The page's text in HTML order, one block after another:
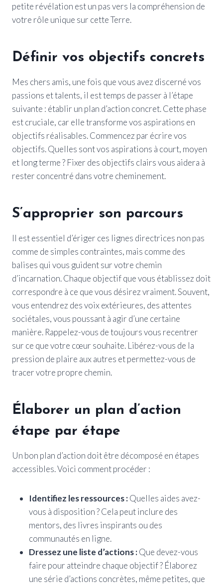
petite révélation est un pas vers la compréhension de
votre rôle unique sur cette Terre.
Définir vos objectifs concrets
Mes chers amis, une fois que vous avez discerné vos
passions et talents, il est temps de passer à l’étape
suivante : établir un plan d’action concret. Cette phase
est cruciale, car elle transforme vos aspirations en
objectifs réalisables. Commencez par écrire vos
objectifs. Quelles sont vos aspirations à court, moyen
et long terme ? Fixer des objectifs clairs vous aidera à
rester concentré dans votre cheminement.
S’approprier son parcours
Il est essentiel d’ériger ces lignes directrices non pas
comme de simples contraintes, mais comme des
balises qui vous guident sur votre chemin
d’incarnation. Chaque objectif que vous établissez doit
correspondre à ce que vous désirez vraiment. Souvent,
vous entendrez des voix extérieures, des attentes
sociétales, vous poussant à agir d’une certaine
manière. Rappelez-vous de toujours vous recentrer
sur ce que votre cœur souhaite. Libérez-vous de la
pression de plaire aux autres et permettez-vous de
tracer votre propre chemin.
Élaborer un plan d’action
étape par étape
Un bon plan d’action doit être décomposé en étapes
accessibles. Voici comment procéder :
Identifiez les ressources :Quelles aides avez-
vous à disposition ? Cela peut inclure des
mentors, des livres inspirants ou des
communautés en ligne.
Dressez une liste d’actions :Que devez-vous
faire pour atteindre chaque objectif ? Élaborez
une série d’actions concrètes, même petites, que